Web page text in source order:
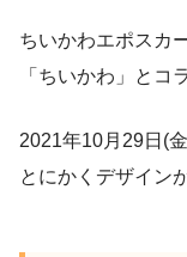
ちいかわエポスカ
「ちいかわ」とコ
2021年10月29日(
とにかくデザイン